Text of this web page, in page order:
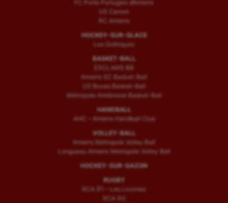
FC Porto Portugais d’Amiens
US Camon
RC Amiens
HOCKEY-SUR-GLACE
Les Gothiques
BASKET-BALL
ESCLAMS BB
Amiens SC Basket-Ball
US Boves Basket-Ball
Métropole Amiénoise Basket-Ball
HANDBALL
AHC – Amiens Handball Club
VOLLEY-BALL
Amiens Métropole Volley Ball
Longueau Amiens Metropole Volley Ball
HOCKEY-SUR-GAZON
RUGBY
RCA (F) – Les Licornes
RCA (H)